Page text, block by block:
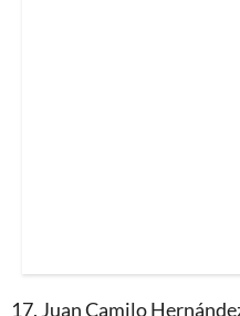
17.⁠ ⁠Juan Camilo